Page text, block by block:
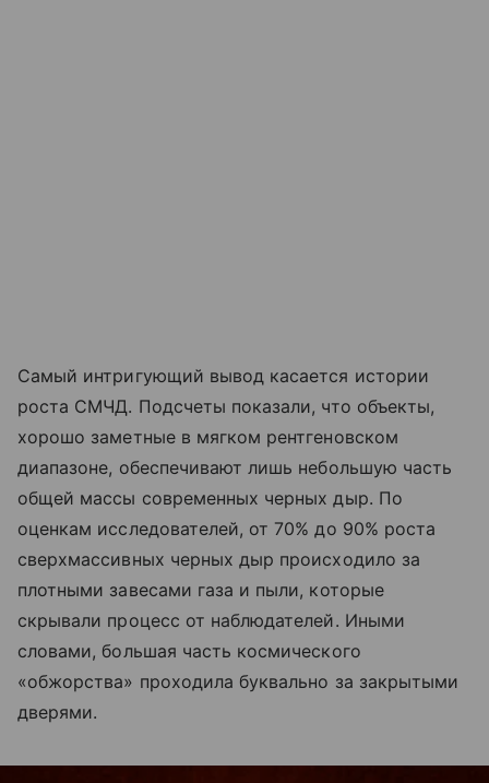
Самый интригующий вывод касается истории
роста СМЧД. Подсчеты показали, что объекты,
хорошо заметные в мягком рентгеновском
диапазоне, обеспечивают лишь небольшую часть
общей массы современных черных дыр. По
оценкам исследователей, от 70% до 90% роста
сверхмассивных черных дыр происходило за
плотными завесами газа и пыли, которые
скрывали процесс от наблюдателей. Иными
словами, большая часть космического
«обжорства» проходила буквально за закрытыми
дверями.